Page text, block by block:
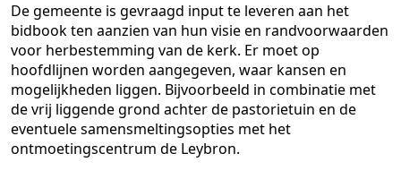
De gemeente is gevraagd input te leveren aan het
bidbook ten aanzien van hun visie en randvoorwaarden
voor herbestemming van de kerk. Er moet op
hoofdlijnen worden aangegeven, waar kansen en
mogelijkheden liggen. Bijvoorbeeld in combinatie met
de vrij liggende grond achter de pastorietuin en de
eventuele samensmeltingsopties met het
ontmoetingscentrum de Leybron.